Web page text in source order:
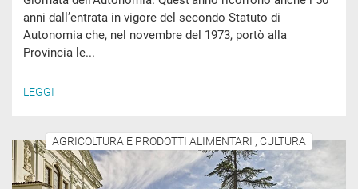
anni dall’entrata in vigore del secondo Statuto di
Autonomia che, nel novembre del 1973, portò alla
Provincia le...
LEGGI
AGRICOLTURA E PRODOTTI ALIMENTARI , CULTURA